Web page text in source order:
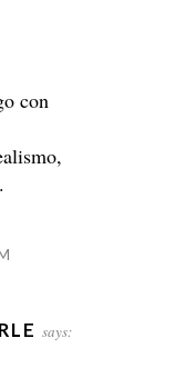
con
says: